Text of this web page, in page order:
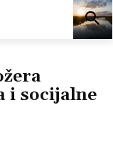
i socijalne